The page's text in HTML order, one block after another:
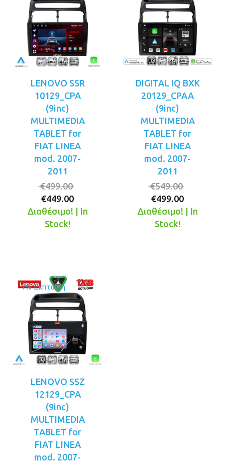
LENOVO SSR
10129_CPA
(9inc)
MULTIMEDIA
TABLET for
FIAT LINEA
mod. 2007-
2011
€499.00
was:
€449.00
τρέχουσα
Διαθέσιμο! | In
Stock!
DIGITAL IQ BXK
20129_CPAA
(9inc)
MULTIMEDIA
TABLET for
FIAT LINEA
mod. 2007-
2011
€549.00
was:
€499.00
Διαθέσιμο! | In
Stock!
7% Έκπτωση
LENOVO SSZ
12129_CPA
(9inc)
MULTIMEDIA
TABLET for
FIAT LINEA
mod. 2007-